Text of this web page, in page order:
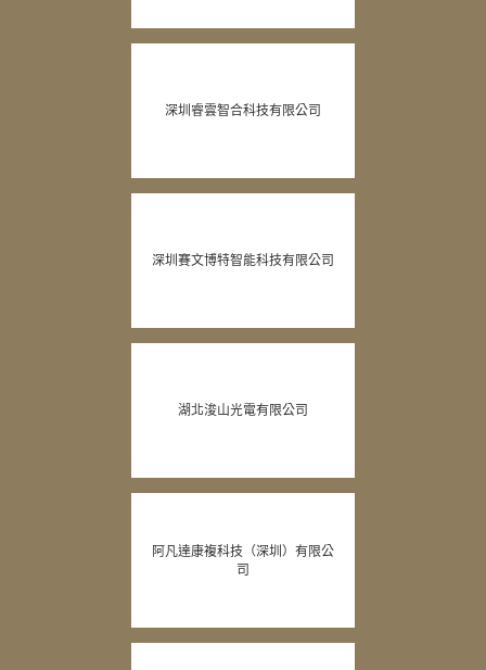
深圳睿雲智合科技有限公司
深圳賽文博特智能科技有限公司
湖北浚山光電有限公司
阿凡達康複科技（深圳）有限公
司